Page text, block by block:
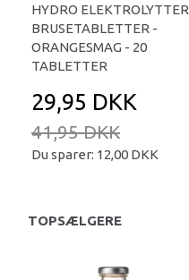
HYDRO ELEKTROLYTTER
BRUSETABLETTER -
ORANGESMAG - 20
TABLETTER
29,95 DKK
41,95 DKK
Du sparer: 12,00 DKK
TOPSÆLGERE